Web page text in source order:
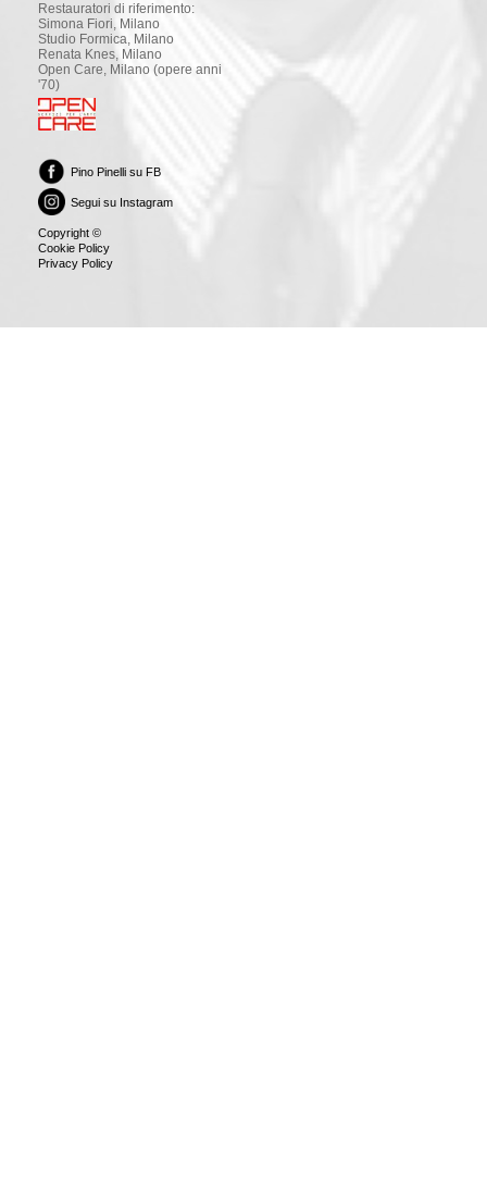
Restauratori di riferimento:
Simona Fiori, Milano
Studio Formica, Milano
Renata Knes, Milano
Open Care, Milano (opere anni
'70)
Pino Pinelli su FB
Segui su Instagram
Copyright ©
Cookie Policy
Privacy Policy